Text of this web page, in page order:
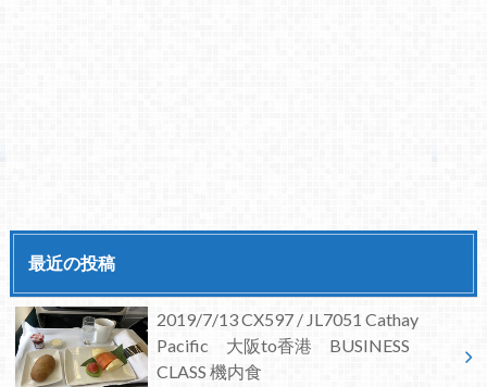
最近の投稿
2019/7/13 CX597 / JL7051 Cathay
Pacific 大阪to香港 BUSINESS
CLASS 機内食